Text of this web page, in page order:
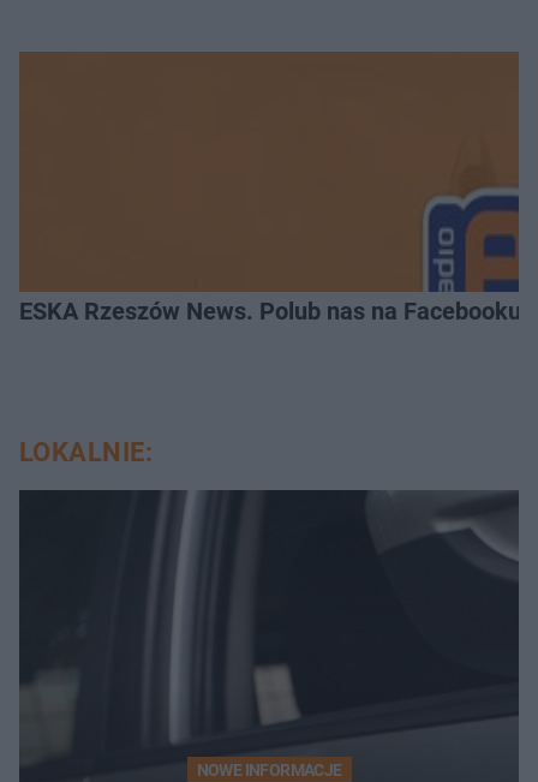
ESKA Rzeszów News. Polub nas na Facebooku!
LOKALNIE:
NOWE INFORMACJE